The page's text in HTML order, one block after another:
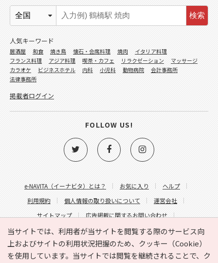
当サイトでは、利用者が当サイトを閲覧する際のサービス向
上およびサイトの利用状況把握のため、クッキー（Cookie）
を使用しています。当サイトでは閲覧を継続されることで、ク
e-NAVITA（イーナビタ）とは？ お気に入り
ヘルプ
利用規約
個人情報の取り扱いについて
運営会社
サイトマップ
広告掲載に関するお問い合わせ
サイトの内容に関するお問い合わせ
検索
人気キーワード
居酒屋 和食 焼き鳥 懐石・会席料理 焼肉
イタリア料理
フランス料理
アジア料理 喫茶・カフェ リラクゼーション
マッサージ
カラオケ
ビジネスホテル 内科 小児科 動物病院
会計事務所
法律事務所
掲載者ログイン
FOLLOW US!